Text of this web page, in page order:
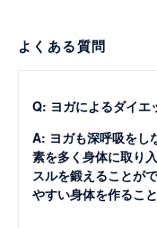
よくある質問
Q: ヨガによるダイエ
A: ヨガも深呼吸をし
素を多く身体に取り
スルを鍛えることが
やすい身体を作ること